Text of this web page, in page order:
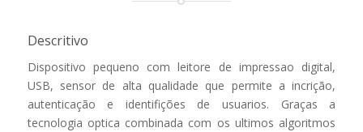
Descritivo
Dispositivo pequeno com leitore de impressao digital,
USB, sensor de alta qualidade que permite a incrição,
autenticação e identifições de usuarios. Graças a
tecnologia optica combinada com os ultimos algoritmos